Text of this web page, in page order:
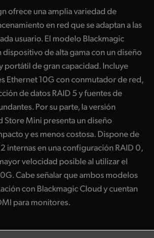
ofrece una amplia variedad de
en red que se adaptan a las
usuario. El modelo Blackmagic
dispositivo de alta gama con un diseño
portátil de gran capacidad. Incluye
Ethernet 10G con conmutador de red,
de datos RAID 5 y fuentes de
Por su parte, la versión
Store Mini presenta un diseño
y es menos costosa. Dispone de
internas en una configuración RAID 0,
velocidad posible al utilizar el
Cabe señalar que ambos modelos
con Blackmagic Cloud y cuentan
para monitores.